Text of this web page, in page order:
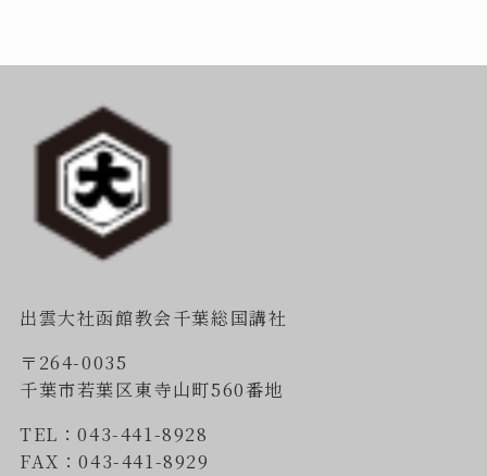
出雲大社函館教会千葉総国講社
〒264-0035
千葉市若葉区東寺山町560番地
TEL：043-441-8928
FAX：043-441-8929